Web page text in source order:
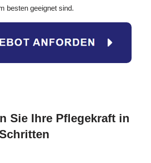
besten geeignet sind.
Sie Ihre Pflegekraft in